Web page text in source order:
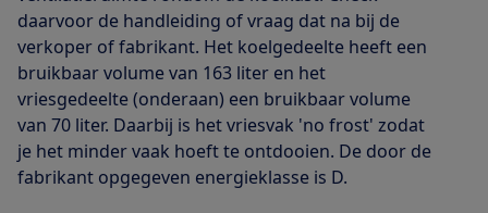
daarvoor de handleiding of vraag dat na bij de
verkoper of fabrikant. Het koelgedeelte heeft een
bruikbaar volume van 163 liter en het
vriesgedeelte (onderaan) een bruikbaar volume
van 70 liter. Daarbij is het vriesvak 'no frost' zodat
je het minder vaak hoeft te ontdooien. De door de
fabrikant opgegeven energieklasse is D.